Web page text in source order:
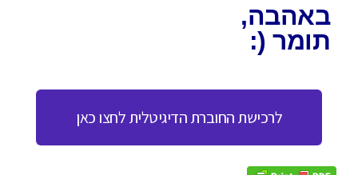
באהבה,
תומר (:
לרכישת החוברת הדיגיטלית לחצו כאן